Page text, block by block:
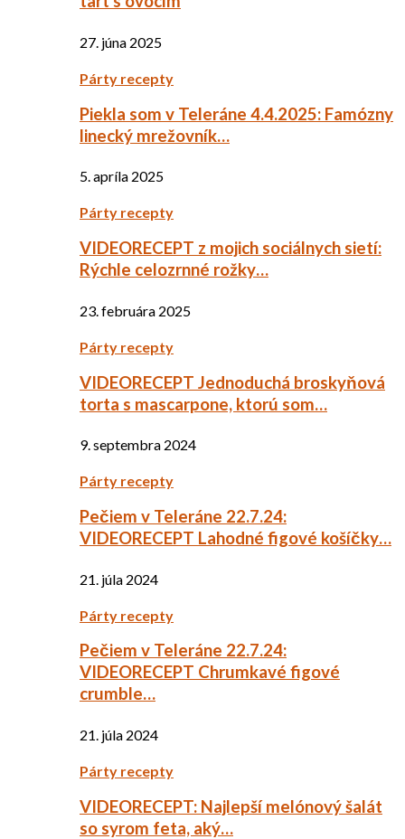
27. júna 2025
Párty recepty
Piekla som v Teleráne 4.4.2025: Famózny
linecký mrežovník…
5. apríla 2025
Párty recepty
VIDEORECEPT z mojich sociálnych sietí:
Rýchle celozrnné rožky…
23. februára 2025
Párty recepty
VIDEORECEPT Jednoduchá broskyňová
torta s mascarpone, ktorú som…
9. septembra 2024
Párty recepty
Pečiem v Teleráne 22.7.24:
VIDEORECEPT Lahodné figové košíčky…
21. júla 2024
Párty recepty
Pečiem v Teleráne 22.7.24:
VIDEORECEPT Chrumkavé figové
crumble…
21. júla 2024
Párty recepty
VIDEORECEPT: Najlepší melónový šalát
so syrom feta, aký…